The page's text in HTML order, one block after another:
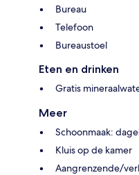
Bureau
Telefoon
Bureaustoel
Eten en drinken
Gratis
Meer
Schoonmaak:
Kluis op de kamer
Aangrenzende/